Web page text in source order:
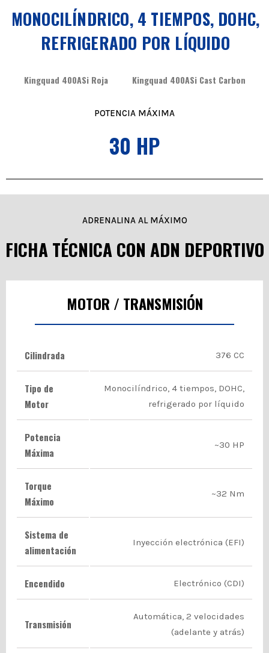
MONOCILÍNDRICO, 4 TIEMPOS, DOHC,
REFRIGERADO POR LÍQUIDO
Kingquad 400ASi Roja Kingquad 400ASi Cast Carbon
POTENCIA MÁXIMA
30 HP
ADRENALINA AL MÁXIMO
FICHA TÉCNICA CON ADN DEPORTIVO
MOTOR / TRANSMISIÓN
Cilindrada 376 CC
Tipo de
Motor
Monocilíndrico, 4 tiempos, DOHC,
refrigerado por líquido
Potencia
Máxima
~30 HP
Torque
Máximo
~32 Nm
Sistema de
alimentación
Inyección electrónica (EFI)
Encendido Electrónico (CDI)
Transmisión
Automática, 2 velocidades
(adelante y atrás)